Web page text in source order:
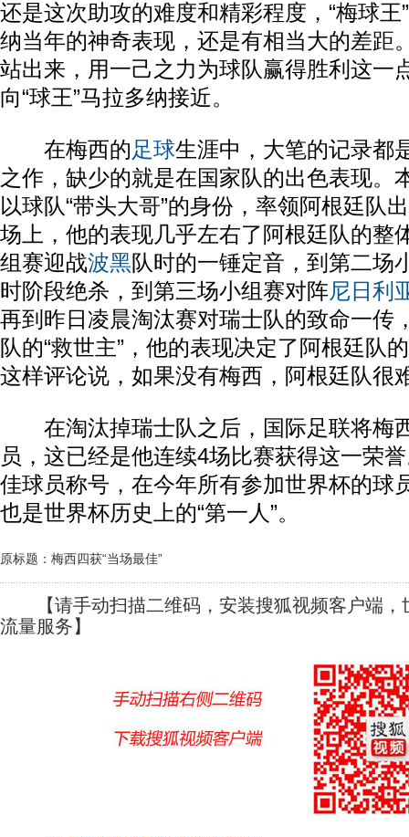
还是这次助攻的难度和精彩程度，“梅球王
纳当年的神奇表现，还是有相当大的差距
站出来，用一己之力为球队赢得胜利这一
向“球王”马拉多纳接近。
在梅西的足球生涯中，大笔的记录都
之作，缺少的就是在国家队的出色表现。
以球队“带头大哥”的身份，率领阿根廷队
场上，他的表现几乎左右了阿根廷队的整
组赛迎战波黑队时的一锤定音，到第二场
时阶段绝杀，到第三场小组赛对阵尼日利
再到昨日凌晨淘汰赛对瑞士队的致命一传
队的“救世主”，他的表现决定了阿根廷队
这样评论说，如果没有梅西，阿根廷队很
在淘汰掉瑞士队之后，国际足联将梅
员，这已经是他连续4场比赛获得这一荣
佳球员称号，在今年所有参加世界杯的球
也是世界杯历史上的“第一人”。
原标题：梅西四获“当场最佳”
【请手动扫描二维码，安装搜狐视频客户端，
流量服务】